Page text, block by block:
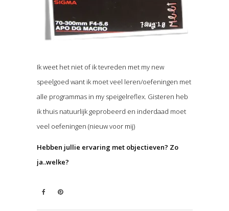
Ik weet het niet of ik tevreden met my new
speelgoed want ik moet veel leren/oefeningen met
alle programmas in my speigelreflex. Gisteren heb
ik thuis natuurlijk geprobeerd en inderdaad moet
veel oefeningen (nieuw voor mij)
Hebben jullie ervaring met objectieven? Zo
ja..welke?